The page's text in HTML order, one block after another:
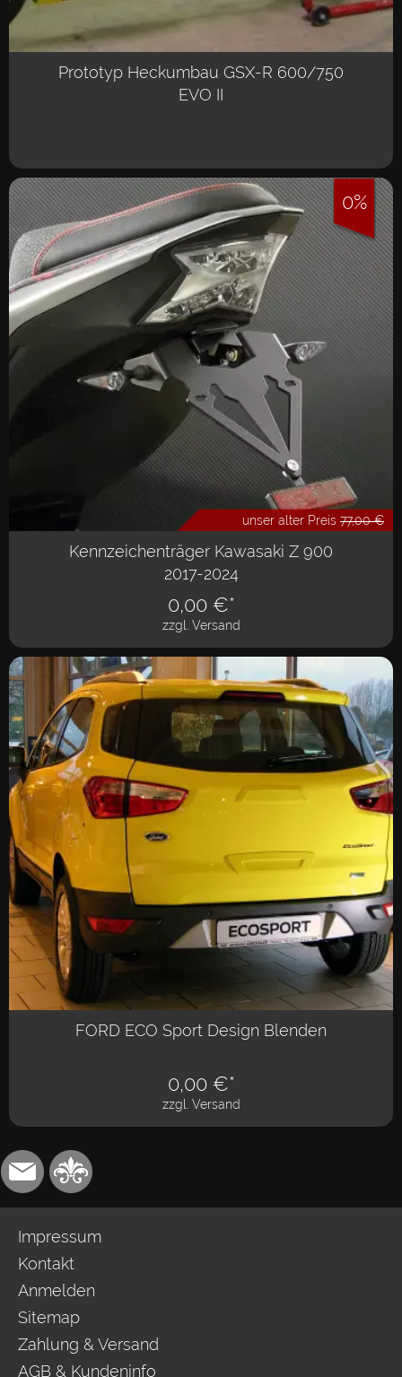
Prototyp Heckumbau GSX-R 600/750
EVO II
unser alter Preis 77,00 €
Kennzeichenträger Kawasaki Z 900
2017-2024
zzgl. Versand
0,00€*
0%
FORD ECO Sport Design Blenden
zzgl. Versand
0,00€*
Impressum
Kontakt
Anmelden
Sitemap
Zahlung & Versand
AGB & Kundeninfo